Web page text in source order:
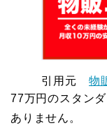
引用元 物
77万円のスタン
ありません。